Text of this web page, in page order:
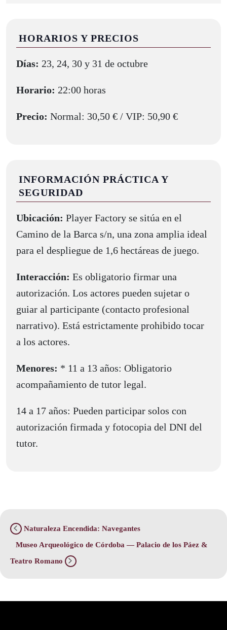
HORARIOS Y PRECIOS
Días: 23, 24, 30 y 31 de octubre
Horario: 22:00 horas
Precio: Normal: 30,50 € / VIP: 50,90 €
INFORMACIÓN PRÁCTICA Y
SEGURIDAD
Ubicación: Player Factory se sitúa en el
Camino de la Barca s/n, una zona amplia ideal
para el despliegue de 1,6 hectáreas de juego.
Interacción: Es obligatorio firmar una
autorización. Los actores pueden sujetar o
guiar al participante (contacto profesional
narrativo). Está estrictamente prohibido tocar
a los actores.
Menores: * 11 a 13 años: Obligatorio
acompañamiento de tutor legal.
14 a 17 años: Pueden participar solos con
autorización firmada y fotocopia del DNI del
tutor.
Naturaleza Encendida: Navegantes
Museo Arqueológico de Córdoba — Palacio de los Páez &
Teatro Romano